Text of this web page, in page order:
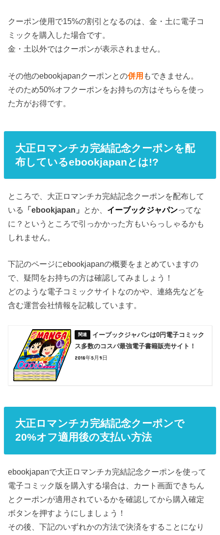
クーポン使用で15%の割引となるのは、金・土に電子コ
ミックを購入した場合です。
金・土以外ではクーポンが表示されません。
その他のebookjapanクーポンとの併用 もできません。
そのため50%オフクーポンをお持ちの方はそちらを使っ
た方がお得です。
大正ロマンチカ完結記念クーポンを配
布しているebookjapanとは!?
ところで、大正ロマンチカ完結記念クーポンを配布して
いる
「ebookjapan」 とか、 イーブックジャパンってな
に？というところで引っかかった方もいらっしゃるかも
しれません。
下記のページにebookjapanの概要をまとめていますの
で、疑問をお持ちの方は確認してみましょう！
どのような電子コミックサイトなのかや、連絡先などを
含む運営会社情報を記載しています。
イーブックジャパンは0円電子コミック
ス多数のコスパ最強電子書籍販売サイト！
2018年5月9日
大正ロマンチカ完結記念クーポンで
20%オフ適用後の支払い方法
ebookjapanで大正ロマンチカ完結記念クーポンを使って
電子コミック版を購入する場合は、カート画面できちん
とクーポンが適用されているかを確認してから購入確定
ボタンを押すようにしましょう！
その後、下記のいずれかの方法で決済をすることになり